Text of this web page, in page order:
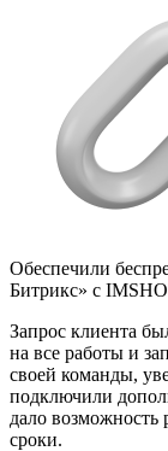
Обеспечили
Битрикс» с
Запрос клиента
на все работы и
своей команды,
подключили
дало возможность
сроки.